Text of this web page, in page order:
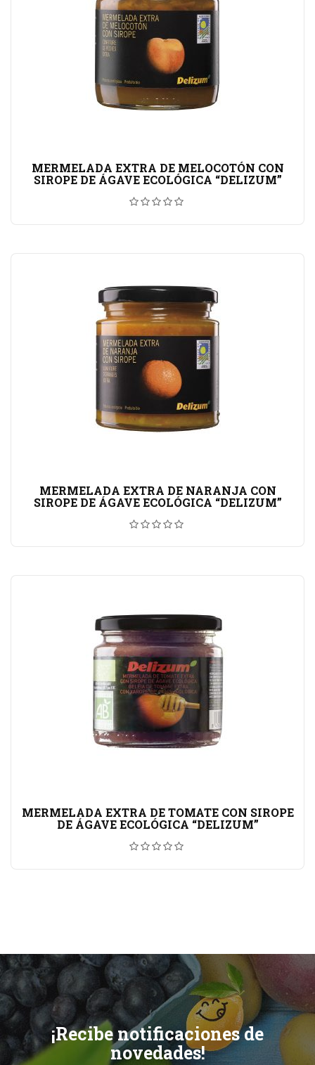
MERMELADA EXTRA DE MELOCOTÓN CON
SIROPE DE ÁGAVE ECOLÓGICA “DELIZUM”
MERMELADA EXTRA DE NARANJA CON
SIROPE DE ÁGAVE ECOLÓGICA “DELIZUM”
MERMELADA EXTRA DE TOMATE CON SIROPE
DE ÁGAVE ECOLÓGICA “DELIZUM”
¡Recibe notificaciones de
novedades!